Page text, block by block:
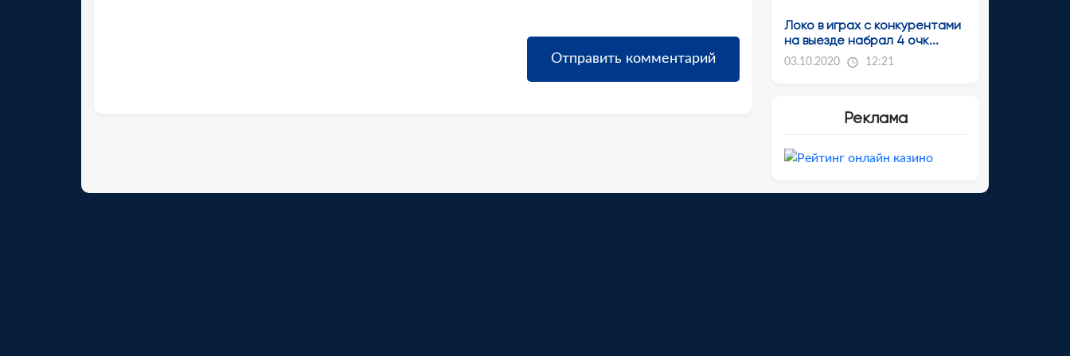
Локо в играх с конкурентами
на выезде набрал 4 очк...
03.10.2020 12:21
Реклама